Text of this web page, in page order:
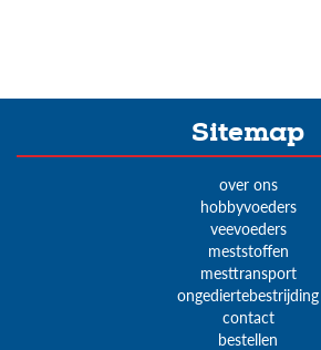
Sitemap
over ons
hobbyvoeders
veevoeders
meststoffen
mesttransport
ongediertebestrijding
contact
bestellen